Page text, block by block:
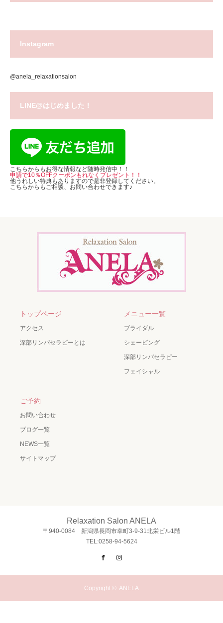
Instagram
@anela_relaxationsalon
LINE@はじめました！
こちらからもお得な情報など随時発信中！！
申請で10％OFFクーポンもれなくプレゼント！！
他うれしい特典もありますので是非登録してください。
こちらからもご相談、お問い合わせできます♪
トップページ
アクセス
深部リンパセラピーとは
メニュー一覧
ブライダル
シェービング
深部リンパセラピー
フェイシャル
ご予約
お問い合わせ
ブログ一覧
NEWS一覧
サイトマップ
Relaxation Salon ANELA
〒940-0084 新潟県長岡市幸町3-9-31北栄ビル1階
TEL:0258-94-5624
Facebook
Copyright © ANELA